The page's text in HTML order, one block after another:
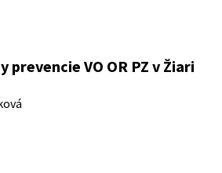
prevencie VO OR PZ v Žiari